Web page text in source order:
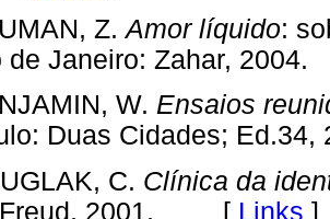
Z.Amor líquido:
de Janeiro: Zahar,
W. Ensaios
Duas Cidades;
C. Clínica da
Freud, 2001. [ Links ]